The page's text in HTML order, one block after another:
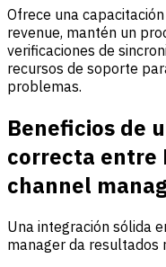
Ofrece una
revenue, mantén un
verificaciones de
recursos de soporte
problemas.
Beneficios de
correcta entre
channel
Una integración sólida
manager da resultados